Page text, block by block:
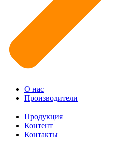
О нас
Производители
Продукция
Контент
Контакты